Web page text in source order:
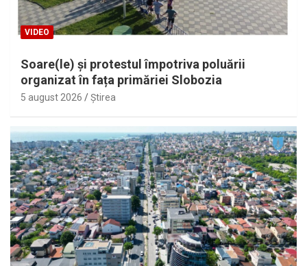
VIDEO
Soare(le) și protestul împotriva poluării
organizat în fața primăriei Slobozia
5 august 2026 Ştirea